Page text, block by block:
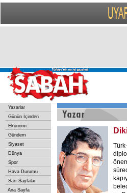
Yazarlar
Günün İçinden
Ekonomi
Gündem
Siyaset
Dünya
Spor
Hava Durumu
Sarı Sayfalar
Ana Sayfa